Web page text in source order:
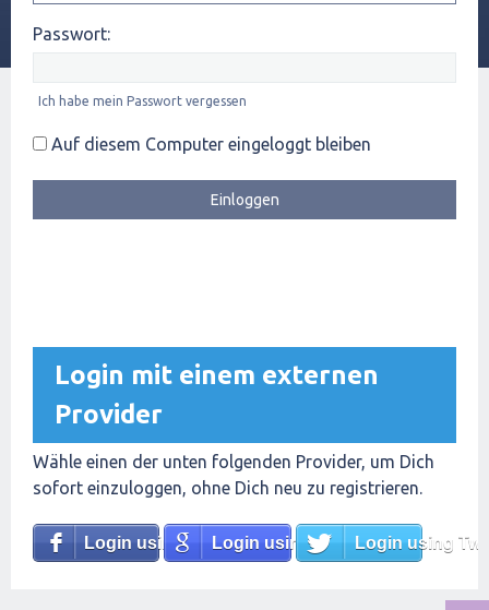
Passwort:
Ich habe mein Passwort vergessen
Auf diesem Computer eingeloggt bleiben
Login mit einem externen
Provider
Wähle einen der unten folgenden Provider, um Dich
sofort einzuloggen, ohne Dich neu zu registrieren.
Login using FacebookLogin using GoogleLogin using